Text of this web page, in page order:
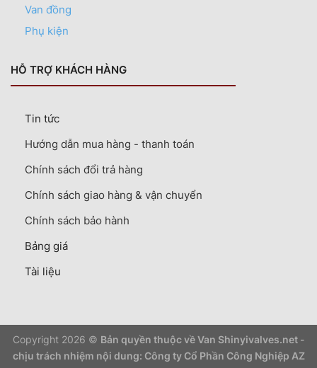
Van đồng
Phụ kiện
HỖ TRỢ KHÁCH HÀNG
Tin tức
Hướng dẫn mua hàng - thanh toán
Chính sách đổi trả hàng
Chính sách giao hàng & vận chuyển
Chính sách bảo hành
Bảng giá
Tài liệu
Copyright 2026 © Bản quyền thuộc về Van Shinyivalves.net -
chịu trách nhiệm nội dung: Công ty Cổ Phần Công Nghiệp AZ